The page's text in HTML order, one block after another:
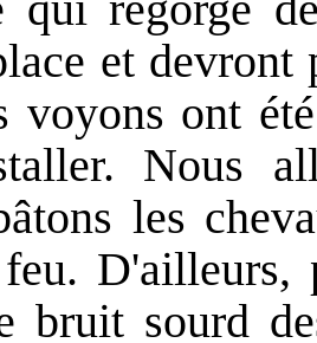
et devront
voyons ont
Nous
les
D'ailleurs,
bruit sourd